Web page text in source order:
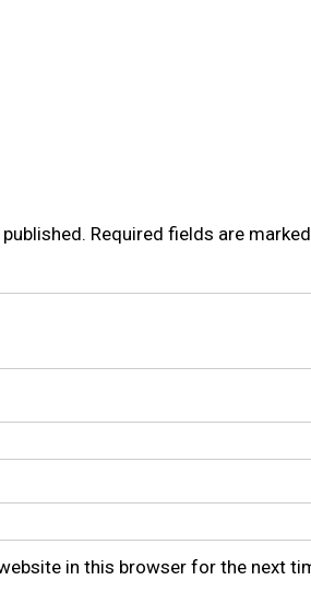
Required fields are marked
in this browser for the next